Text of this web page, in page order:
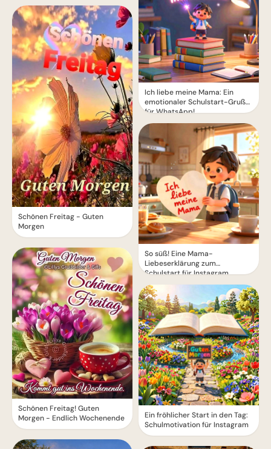
Schönen Freitag - Guten
Morgen
Schönen Freitag! Guten
Morgen - Endlich Wochenende
Ich liebe meine Mama: Ein
emotionaler Schulstart-Gruß
für WhatsApp!
So süß! Eine Mama-
Liebeserklärung zum
Schulstart für Instagram
Ein fröhlicher Start in den Tag:
Schulmotivation für Instagram